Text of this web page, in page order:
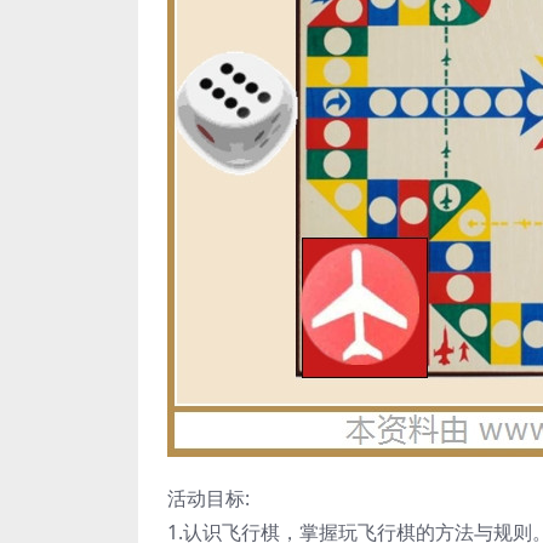
活动目标:
1.认识飞行棋，掌握玩飞行棋的方法与规则